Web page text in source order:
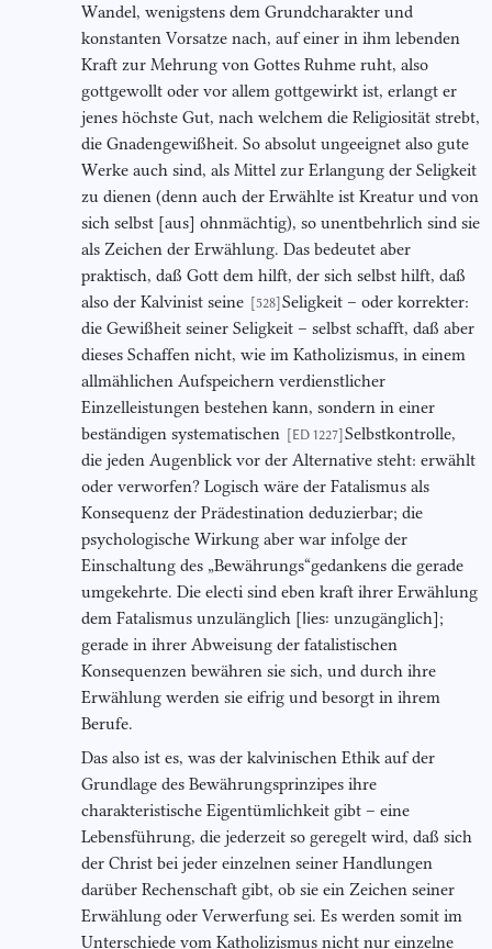
Wandel, wenigstens dem Grundcharakter und
konstanten Vorsatze nach, auf einer in ihm lebenden
Kraft zur Mehrung von Gottes Ruhme ruht, also
gottgewollt oder vor allem gottgewirkt ist, erlangt er
jenes höchste Gut, nach welchem die Religiosität strebt,
die Gnadengewißheit. So absolut ungeeignet also gute
Werke auch sind, als Mittel zur Erlangung der Seligkeit
zu dienen (denn auch der Erwählte ist Kreatur und von
sich selbst [aus] ohnmächtig), so unentbehrlich sind sie
als Zeichen der Erwählung. Das bedeutet aber
praktisch, daß Gott dem hilft, der sich selbst hilft, daß
also der Kalvinist seine [528] Seligkeit – oder korrekter:
die Gewißheit seiner Seligkeit – selbst schafft, daß aber
dieses Schaffen nicht, wie im Katholizismus, in einem
allmählichen Aufspeichern verdienstlicher
Einzelleistungen bestehen kann, sondern in einer
beständigen systematischen [ED 1227] Selbstkontrolle,
die jeden Augenblick vor der Alternative steht: erwählt
oder verworfen? Logisch wäre der Fatalismus als
Konsequenz der Prädestination deduzierbar; die
psychologische Wirkung aber war infolge der
Einschaltung des „Bewährungs“gedankens die gerade
umgekehrte. Die electi sind eben kraft ihrer Erwählung
dem Fatalismus unzulänglich [lies: unzugänglich];
gerade in ihrer Abweisung der fatalistischen
Konsequenzen bewähren sie sich, und durch ihre
Erwählung werden sie eifrig und besorgt in ihrem
Berufe.
Das also ist es, was der kalvinischen Ethik auf der
Grundlage des Bewährungsprinzipes ihre
charakteristische Eigentümlichkeit gibt – eine
Lebensführung, die jederzeit so geregelt wird, daß sich
der Christ bei jeder einzelnen seiner Handlungen
darüber Rechenschaft gibt, ob sie ein Zeichen seiner
Erwählung oder Verwerfung sei. Es werden somit im
Unterschiede vom Katholizismus nicht nur einzelne